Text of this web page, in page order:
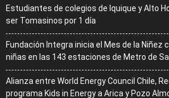
Estudiantes de colegios de Iquique y Alto
ser Tomasinos por 1 día
Fundación Integra inicia el Mes de la Niñez
niñas en las 143 estaciones de Metro de
Alianza entre World Energy Council Chile,
programa Kids in Energy a Arica y Pozo